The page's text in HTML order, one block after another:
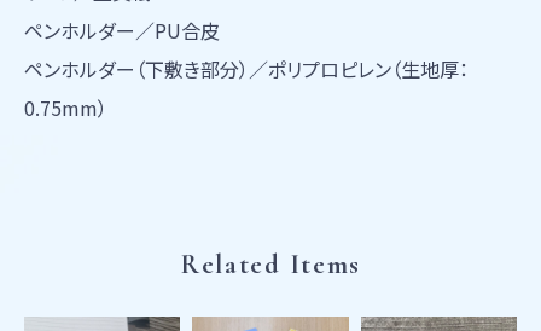
ペンホルダー／PU合皮
ペンホルダー（下敷き部分）／ポリプロピレン（生地厚：
0.75mm）
Related Items